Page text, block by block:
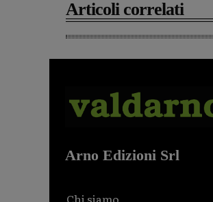
Articoli correlati
Arno Edizioni Srl